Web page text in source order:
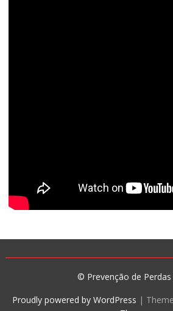
© Prevenção de Perdas
Proudly powered by WordPress |